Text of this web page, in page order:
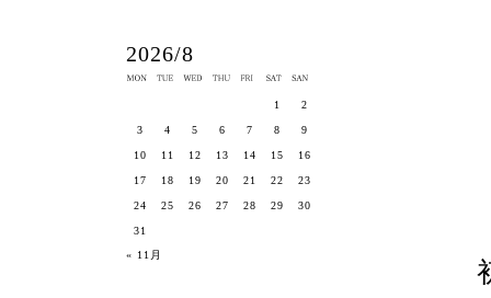
2026/8
« 11月
1 2
3 4 5 6 7 8 9
10 11 12 13 14 15 16
17 18 19 20 21 22 23
24 25 26 27 28 29 30
31